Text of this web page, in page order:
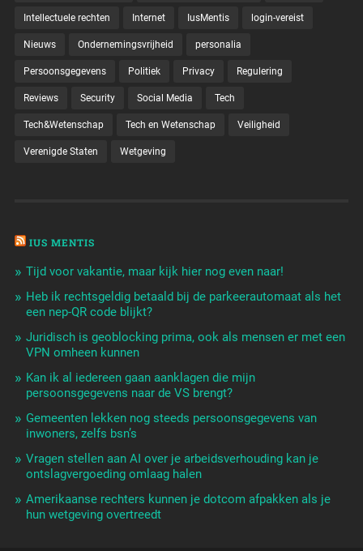
Intellectuele rechten Internet IusMentis login-vereist
Nieuws Ondernemingsvrijheid personalia
Persoonsgegevens Politiek Privacy Regulering
Reviews Security Social Media Tech
Tech&Wetenschap Tech en Wetenschap Veiligheid
Verenigde Staten Wetgeving
IUS MENTIS
Tijd voor vakantie, maar kijk hier nog even naar!
Heb ik rechtsgeldig betaald bij de parkeerautomaat als het
een nep-QR code blijkt?
Juridisch is geoblocking prima, ook als mensen er met een
VPN omheen kunnen
Kan ik al iedereen gaan aanklagen die mijn
persoonsgegevens naar de VS brengt?
Gemeenten lekken nog steeds persoonsgegevens van
inwoners, zelfs bsn’s
Vragen stellen aan AI over je arbeidsverhouding kan je
ontslagvergoeding omlaag halen
Amerikaanse rechters kunnen je dotcom afpakken als je
hun wetgeving overtreedt